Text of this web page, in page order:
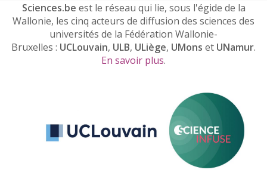
Sciences.be est le réseau qui lie, sous l'égide de la
Wallonie, les cinq acteurs de diffusion des sciences des
universités de la Fédération Wallonie-
Bruxelles : UCLouvain, ULB, ULiège, UMons et UNamur.
En savoir plus.